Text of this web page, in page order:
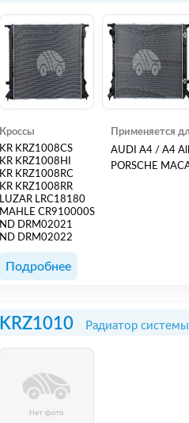
Кроссы
KR KRZ1008CS
KR KRZ1008HI
KR KRZ1008RC
KR KRZ1008RR
LUZAR LRC18180
MAHLE CR910000S
ND DRM02021
ND DRM02022
Применяется
AUDI A4 / A4
PORSCHE
Подробнее
KRZ1010 Радиатор